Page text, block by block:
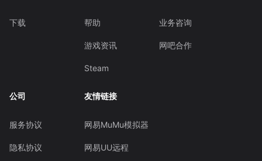
下载 帮助
游戏资讯
Steam
业务咨询
网吧合作
公司
服务协议
隐私协议
友情链接
网易MuMu模拟器
网易UU远程